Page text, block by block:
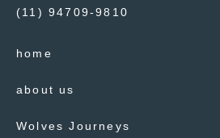
(11) 94709-9810
home
about us
Wolves Journeys